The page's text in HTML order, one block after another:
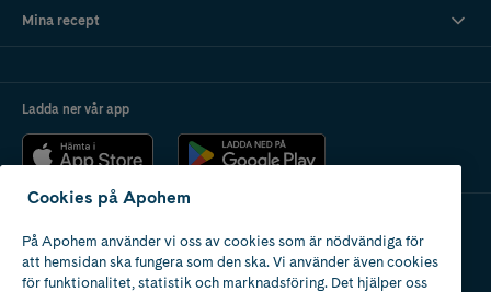
Mina recept
Ladda ner vår app
Apotek med tillstånd
av Läkemedelsverket
Cookies på Apohem
På Apohem använder vi oss av cookies som är nödvändiga för
att hemsidan ska fungera som den ska. Vi använder även cookies
för funktionalitet, statistik och marknadsföring. Det hjälper oss